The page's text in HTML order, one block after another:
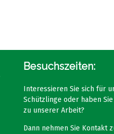
Besuchszeiten:
Interessieren Sie sich für
Schützlinge oder haben
zu unserer Arbeit?
Dann nehmen Sie Kontakt